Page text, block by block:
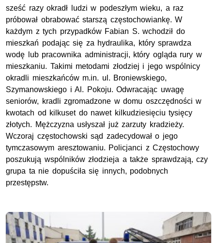
sześć razy okradł ludzi w podeszłym wieku, a raz
próbował obrabować starszą częstochowiankę. W
każdym z tych przypadków Fabian S. wchodził do
mieszkań podając się za hydraulika, który sprawdza
wodę lub pracownika administracji, który ogląda rury w
mieszkaniu. Takimi metodami złodziej i jego wspólnicy
okradli mieszkańców m.in. ul. Broniewskiego,
Szymanowskiego i Al. Pokoju. Odwracając uwagę
seniorów, kradli zgromadzone w domu oszczędności w
kwotach od kilkuset do nawet kilkudziesięciu tysięcy
złotych. Mężczyzna usłyszał już zarzuty kradzieży.
Wczoraj częstochowski sąd zadecydował o jego
tymczasowym aresztowaniu. Policjanci z Częstochowy
poszukują wspólników złodzieja a także sprawdzają, czy
grupa ta nie dopuściła się innych, podobnych
przestępstw.